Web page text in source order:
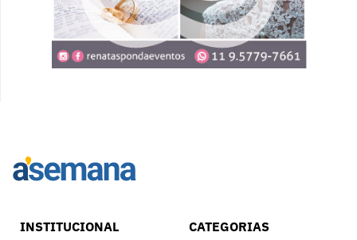
INSTITUCIONAL CATEGORIAS